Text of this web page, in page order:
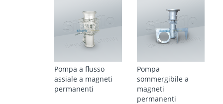
Pompa a flusso
assiale a magneti
permanenti
Pompa
sommergibile a
magneti
permanenti